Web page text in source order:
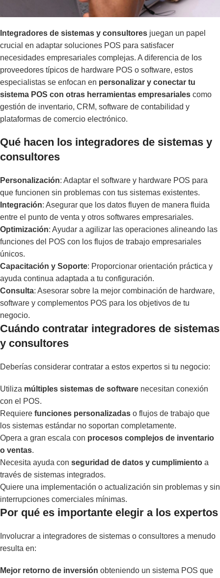
Integradores de sistemas y consultores juegan un papel
crucial en adaptar soluciones POS para satisfacer
necesidades empresariales complejas. A diferencia de los
proveedores típicos de hardware POS o software, estos
especialistas se enfocan en personalizar y conectar tu
sistema POS con otras herramientas empresariales como
gestión de inventario, CRM, software de contabilidad y
plataformas de comercio electrónico.
Qué hacen los integradores de sistemas y
consultores
Personalización: Adaptar el software y hardware POS para
que funcionen sin problemas con tus sistemas existentes.
Integración: Asegurar que los datos fluyen de manera fluida
entre el punto de venta y otros softwares empresariales.
Optimización: Ayudar a agilizar las operaciones alineando las
funciones del POS con los flujos de trabajo empresariales
únicos.
Capacitación y Soporte: Proporcionar orientación práctica y
ayuda continua adaptada a tu configuración.
Consulta: Asesorar sobre la mejor combinación de hardware,
software y complementos POS para los objetivos de tu
negocio.
Cuándo contratar integradores de sistemas
y consultores
Deberías considerar contratar a estos expertos si tu negocio:
Utiliza múltiples sistemas de software necesitan conexión
con el POS.
Requiere funciones personalizadas o flujos de trabajo que
los sistemas estándar no soportan completamente.
Opera a gran escala con procesos complejos de inventario
o ventas.
Necesita ayuda con seguridad de datos y cumplimiento a
través de sistemas integrados.
Quiere una implementación o actualización sin problemas y sin
interrupciones comerciales mínimas.
Por qué es importante elegir a los expertos
Involucrar a integradores de sistemas o consultores a menudo
resulta en:
Mejor retorno de inversión obteniendo un sistema POS que